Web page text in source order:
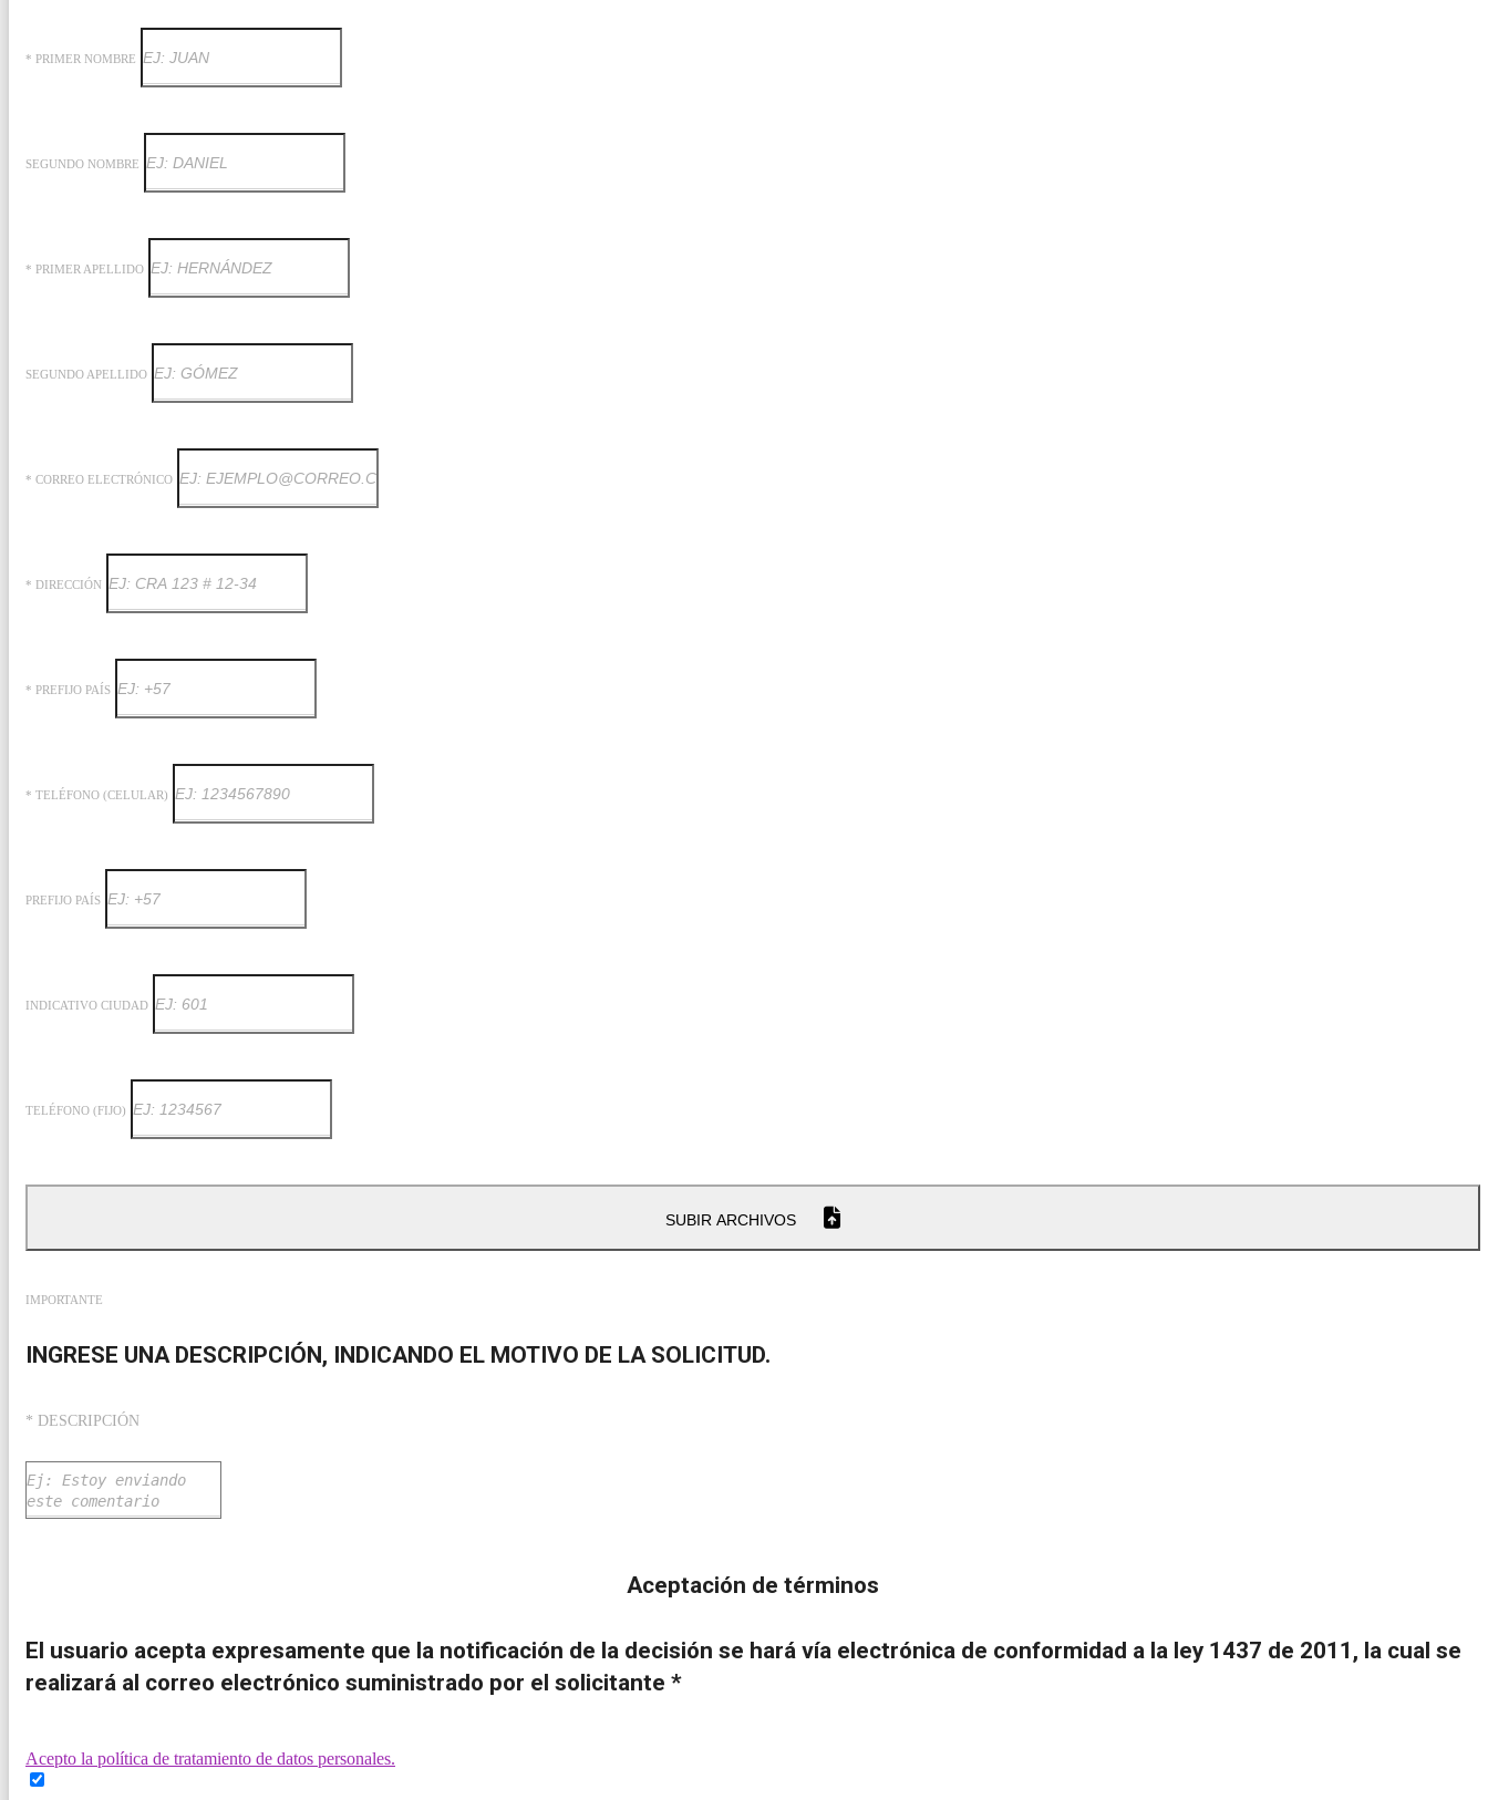
* PRIMER NOMBRE
SEGUNDO NOMBRE
* PRIMER APELLIDO
SEGUNDO APELLIDO
* CORREO ELECTRÓNICO
* DIRECCIÓN
* PREFIJO PAÍS
* TELÉFONO (CELULAR)
PREFIJO PAÍS
INDICATIVO CIUDAD
TELÉFONO (FIJO)
SUBIR ARCHIVOS
IMPORTANTE
INGRESE UNA DESCRIPCIÓN, INDICANDO EL MOTIVO DE LA SOLICITUD.
* DESCRIPCIÓN
Aceptación de términos
El usuario acepta expresamente que la notificación de la decisión se hará vía electrónica de conformidad a la ley 1437 de 2011, la cual se
realizará al correo electrónico suministrado por el solicitante *
Acepto la política de tratamiento de datos personales.